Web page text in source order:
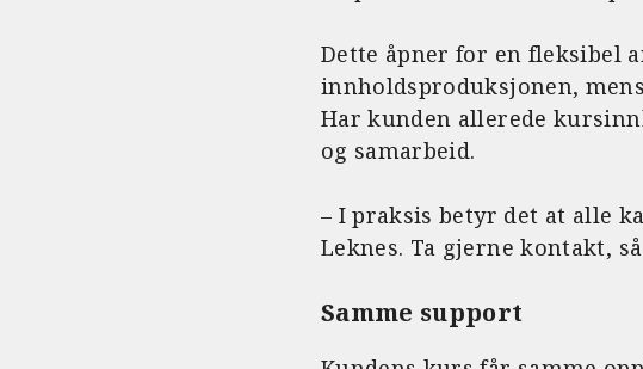
Dette åpner for en fleksibel
innholdsproduksjonen,
Har kunden allerede
og samarbeid.
– I praksis betyr det at alle
Leknes. Ta gjerne kontakt,
Samme support